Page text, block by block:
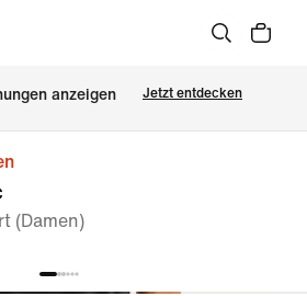
anzeigen Jetzt entdecken
(Damen)